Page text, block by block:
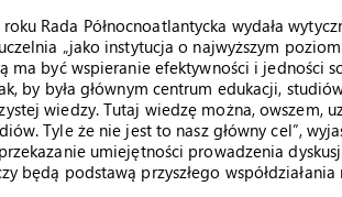
Rada Północnoatlantycka wydała
„jako instytucja o najwyższym
ma być wspieranie efektywności i jedności
by była głównym centrum edukacji,
wiedzy. Tutaj wiedzę można, owszem,
Tyle że nie jest to nasz główny cel”,
umiejętności prowadzenia
będą podstawą przyszłego